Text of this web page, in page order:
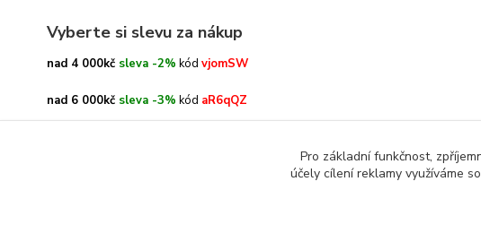
Vyberte si slevu za nákup
nad 4 000kč sleva -2% kód vjomSW
nad 6 000kč sleva -3% kód aR6qQZ
Pro základní funkčnost,
účely cílení reklamy využíváme